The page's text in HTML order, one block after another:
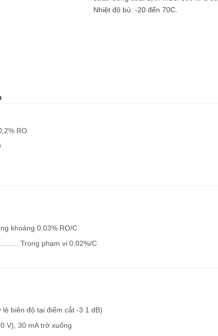
Nhiệt độ bù: -20 đến 70C.
RO
khoảng 0,03% RO/C
Trong phạm vi 0,02%/C
biên độ tại điểm cắt -3 1 dB)
V), 30 mA trở xuống